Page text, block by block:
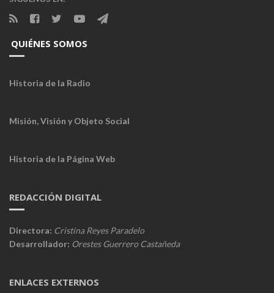
QUIÉNES SOMOS
Historia de la Radio
Misión, Visión y Objeto Social
Historia de la Página Web
REDACCIÓN DIGITAL
Directora: Cristina Reyes Paradelo
Desarrollador: Orestes Guerrero Castañeda
ENLACES EXTERNOS